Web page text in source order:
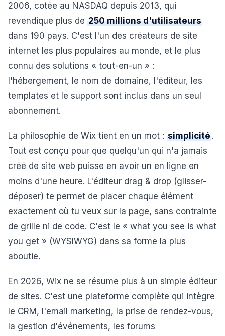
2006, cotée au NASDAQ depuis 2013, qui
revendique plus de 250 millions d'utilisateurs
dans 190 pays. C'est l'un des créateurs de site
internet les plus populaires au monde, et le plus
connu des solutions « tout-en-un » :
l'hébergement, le nom de domaine, l'éditeur, les
templates et le support sont inclus dans un seul
abonnement.
La philosophie de Wix tient en un mot : simplicité.
Tout est conçu pour que quelqu'un qui n'a jamais
créé de site web puisse en avoir un en ligne en
moins d'une heure. L'éditeur drag & drop (glisser-
déposer) te permet de placer chaque élément
exactement où tu veux sur la page, sans contrainte
de grille ni de code. C'est le « what you see is what
you get » (WYSIWYG) dans sa forme la plus
aboutie.
En 2026, Wix ne se résume plus à un simple éditeur
de sites. C'est une plateforme complète qui intègre
le CRM, l'email marketing, la prise de rendez-vous,
la gestion d'événements, les forums